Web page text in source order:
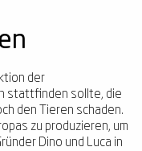
der
stattfinden sollte, die
den Tieren schaden.
zu produzieren, um
Dino und Luca in